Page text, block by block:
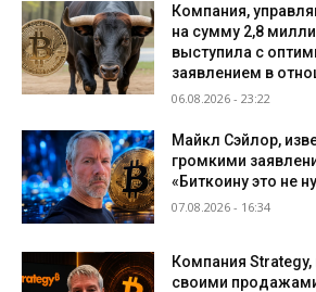
Компания,
на сумму 2,8
выступила с
заявлением в
06.08.2026 - 23:22
Майкл Сэйлор,
громкими
«Биткоину это не
07.08.2026 - 16:34
Компания
своими